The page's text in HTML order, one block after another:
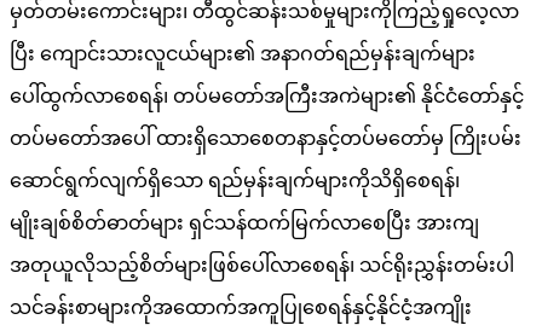
မှတ်တမ်းကောင်းများ၊ တီထွင်ဆန်းသစ်မှုများကိုကြည့်ရှုလေ့လာ
ပြီး ကျောင်းသားလူငယ်များ၏ အနာဂတ်ရည်မှန်းချက်များ
ပေါ်ထွက်လာစေရန်၊ တပ်မတော်အကြီးအကဲများ၏ နိုင်ငံတော်နှင့်
တပ်မတော်အပေါ် ထားရှိသောစေတနာနှင့်တပ်မတော်မှ ကြိုးပမ်း
ဆောင်ရွက်လျက်ရှိသော ရည်မှန်းချက်များကိုသိရှိစေရန်၊
မျိုးချစ်စိတ်ဓာတ်များ ရှင်သန်ထက်မြက်လာစေပြီး အားကျ
အတုယူလိုသည့်စိတ်များဖြစ်ပေါ်လာစေရန်၊ သင်ရိုးညွှန်းတမ်းပါ
သင်ခန်းစာများကိုအထောက်အကူပြုစေရန်နှင့်နိုင်ငံ့အကျိုး